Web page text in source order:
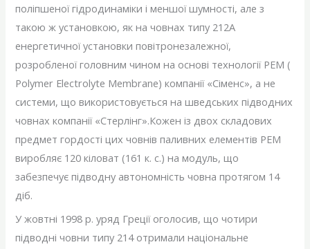
поліпшеної гідродинаміки і меншої шумності, але з
такою ж установкою, як на човнах типу 212А
енергетичної установки повітронезалежної,
розробленої головним чином на основі технології РЕМ (
Polymer Electrolyte Membrane) компанії «Сіменс», а не
системи, що використовується на шведських підводних
човнах компанії «Стерлінг».Кожен із двох складових
предмет гордості цих човнів паливних елементів РЕМ
виробляє 120 кіловат (161 к. с.) на модуль, що
забезпечує підводну автономність човна протягом 14
діб.
У жовтні 1998 р. уряд Греції оголосив, що чотири
підводні човни типу 214 отримали національне